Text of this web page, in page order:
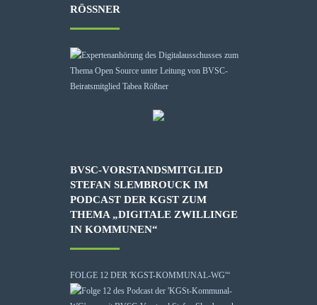
RÖSSNER
BVSC-VORSTANDSMITGLIED
STEFAN SLEMBROUCK IM
PODCAST DER KGST ZUM
THEMA „DIGITALE ZWILLINGE
IN KOMMUNEN“
FOLGE 12 DER 'KGST-KOMMUNAL-WG'“